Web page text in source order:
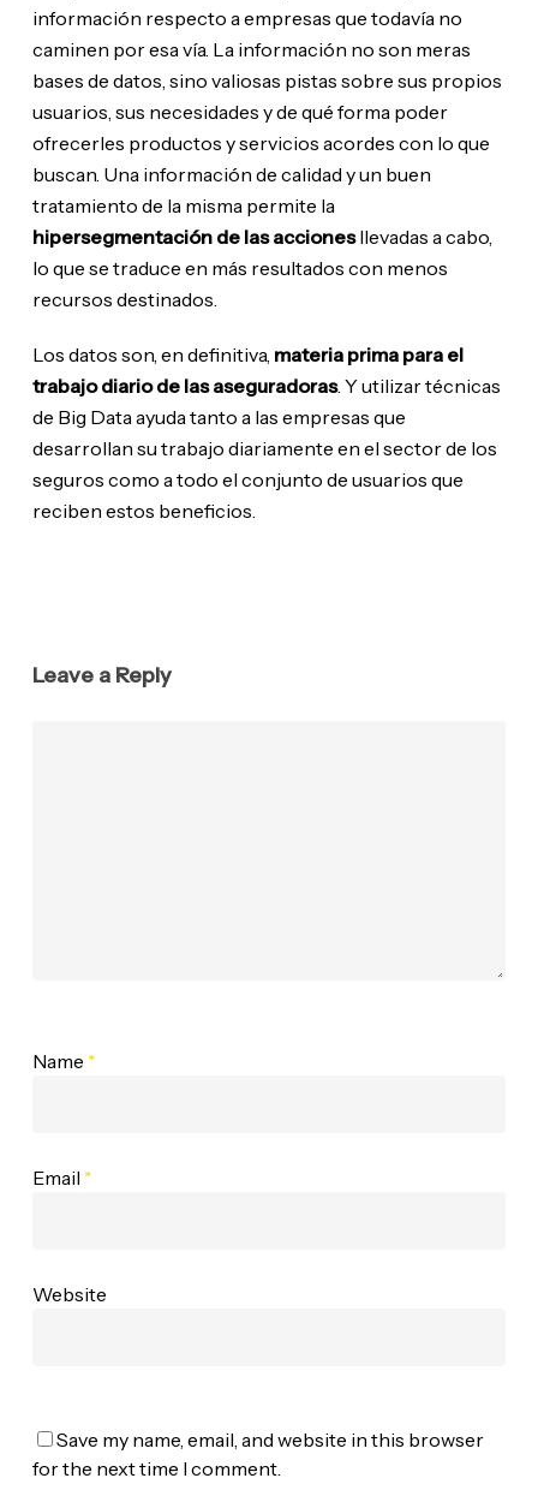
información respecto a empresas que todavía no
caminen por esa vía. La información no son meras
bases de datos, sino valiosas pistas sobre sus propios
usuarios, sus necesidades y de qué forma poder
ofrecerles productos y servicios acordes con lo que
buscan. Una información de calidad y un buen
tratamiento de la misma permite la
hipersegmentación de las accionesllevadas a cabo,
lo que se traduce en más resultados con menos
recursos destinados.
Los datos son, en definitiva, materia prima para el
trabajo diario de las aseguradoras. Y utilizar técnicas
de Big Data ayuda tanto a las empresas que
desarrollan su trabajo diariamente en el sector de los
seguros como a todo el conjunto de usuarios que
reciben estos beneficios.
Leave a Reply
Name *
Email *
Website
Save my name, email, and website in this browser
for the next time I comment.